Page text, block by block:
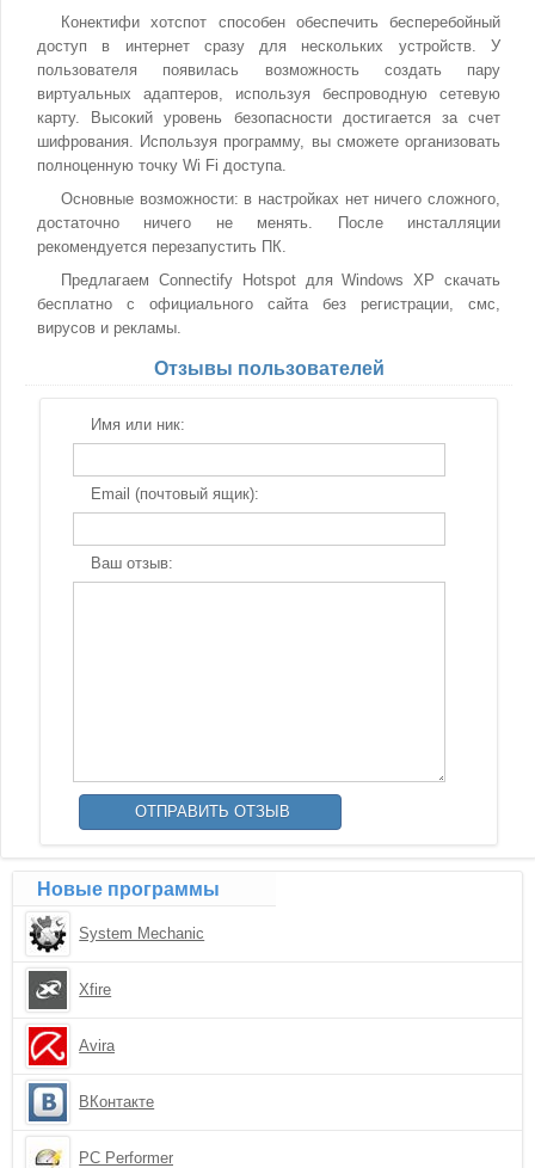
Конектифи хотспот способен обеспечить бесперебойный
доступ в интернет сразу для нескольких устройств. У
пользователя появилась возможность создать пару
виртуальных адаптеров, используя беспроводную сетевую
карту. Высокий уровень безопасности достигается за счет
шифрования. Используя программу, вы сможете организовать
полноценную точку Wi Fi доступа.
Основные возможности: в настройках нет ничего сложного,
достаточно ничего не менять. После инсталляции
рекомендуется перезапустить ПК.
Предлагаем Connectify Hotspot для Windows XP скачать
бесплатно с официального сайта без регистрации, смс,
вирусов и рекламы.
Отзывы пользователей
Имя или ник:
Email (почтовый ящик):
Ваш отзыв:
Новые программы
System Mechanic
Xfire
Avira
ВКонтакте
PC Performer